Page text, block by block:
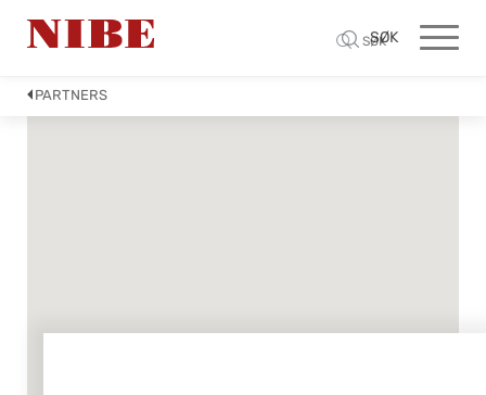
SØK
SØK
PARTNERS